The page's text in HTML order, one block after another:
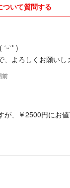
よろしくお願いいたします( •̀ᴗ•́ )و ̑̑
ついて質問する
)
よろしくお願いし
前
が、￥2500円にお